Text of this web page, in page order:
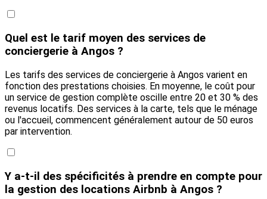
Quel est le tarif moyen des services de
conciergerie à Angos ?
Les tarifs des services de conciergerie à Angos varient en
fonction des prestations choisies. En moyenne, le coût pour
un service de gestion complète oscille entre 20 et 30 % des
revenus locatifs. Des services à la carte, tels que le ménage
ou l'accueil, commencent généralement autour de 50 euros
par intervention.
Y a-t-il des spécificités à prendre en compte pour
la gestion des locations Airbnb à Angos ?